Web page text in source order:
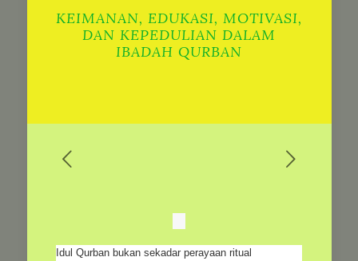
KEIMANAN, EDUKASI, MOTIVASI,
DAN KEPEDULIAN DALAM
IBADAH QURBAN
Idul Qurban bukan sekadar perayaan ritual